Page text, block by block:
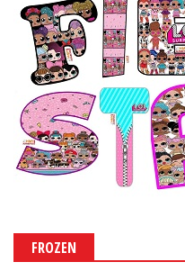
FROZEN